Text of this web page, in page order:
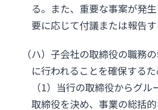
る。また、重要な事案が発
要に応じて付議または報告す
（ハ）子会社の取締役の職務
に行われることを確保する
（1）当行の取締役からグル
取締役を決め、事業の総括